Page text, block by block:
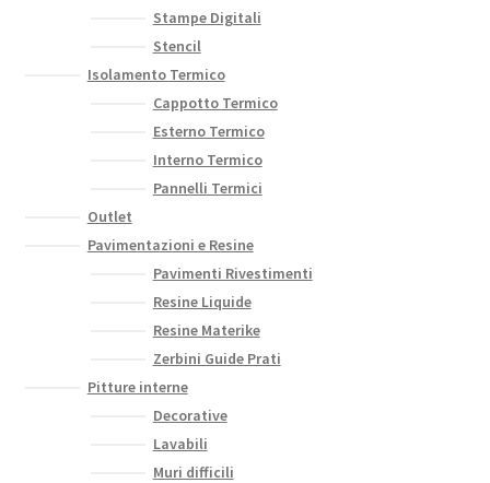
Stampe Digitali
Stencil
Isolamento Termico
Cappotto Termico
Esterno Termico
Interno Termico
Pannelli Termici
Outlet
Pavimentazioni e Resine
Pavimenti Rivestimenti
Resine Liquide
Resine Materike
Zerbini Guide Prati
Pitture interne
Decorative
Lavabili
Muri difficili